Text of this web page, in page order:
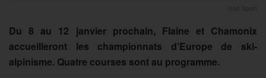
Du 8 au 12 janvier prochain, Flaine et Chamonix
accueilleront les championnats d’Europe de ski-
alpinisme. Quatre courses sont au programme.